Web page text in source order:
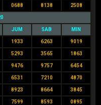
0688 8138 2508
JUM SAB MIN
1933 6263 9019
5293 3565 1863
9476 9757 6454
6531 7210 4870
8923 8664 3845
7599 8593 0895